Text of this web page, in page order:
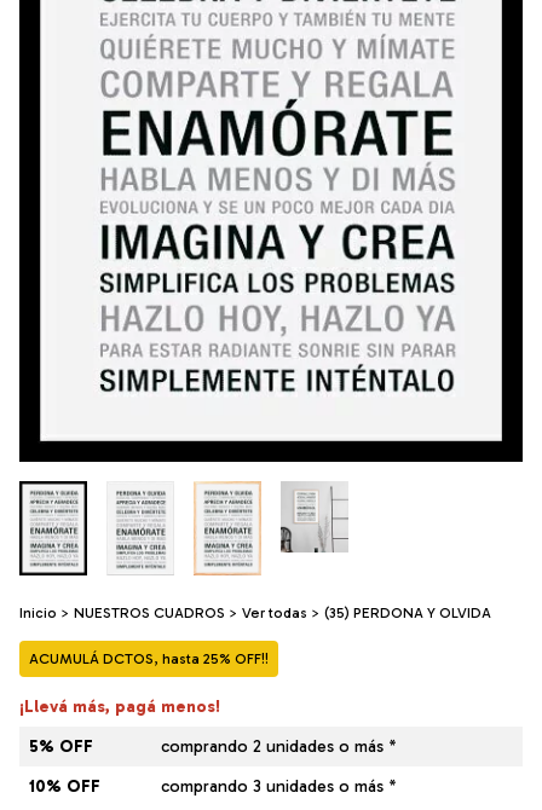
Inicio > NUESTROS CUADROS > Ver todas > (35) PERDONA Y OLVIDA
ACUMULÁ DCTOS, hasta 25% OFF!!
¡Llevá más, pagá menos!
5% OFF
comprando 2 unidades o más *
10% OFF
comprando 3 unidades o más *